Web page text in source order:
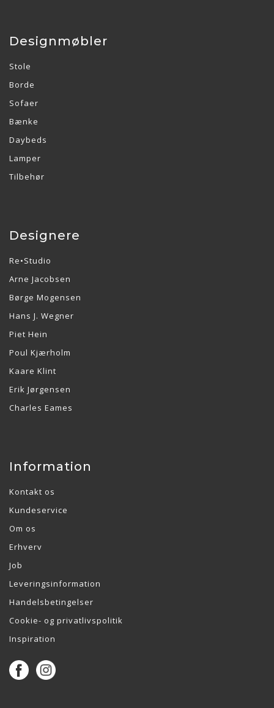
Designmøbler
Stole
Borde
Sofaer
Bænke
Daybeds
Lamper
Tilbehør
Designere
Re•Studio
Arne Jacobsen
Børge Mogensen
Hans J. Wegner
Piet Hein
Poul Kjærholm
Kaare Klint
Erik Jørgensen
Charles Eames
Information
Kontakt os
Kundeservice
Om os
Erhverv
Job
Leveringsinformation
Handelsbetingelser
Cookie- og privatlivspolitik
Inspiration